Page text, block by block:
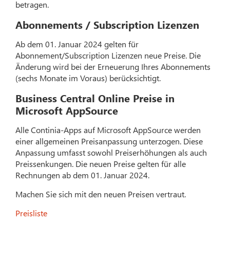
betragen.
Abonnements / Subscription Lizenzen
Ab dem 01. Januar 2024 gelten für
Abonnement/Subscription Lizenzen neue Preise. Die
Änderung wird bei der Erneuerung Ihres Abonnements
(sechs Monate im Voraus) berücksichtigt.
Business Central Online Preise in
Microsoft AppSource
Alle Continia-Apps auf Microsoft AppSource werden
einer allgemeinen Preisanpassung unterzogen. Diese
Anpassung umfasst sowohl Preiserhöhungen als auch
Preissenkungen. Die neuen Preise gelten für alle
Rechnungen ab dem 01. Januar 2024.
Machen Sie sich mit den neuen Preisen vertraut.
Preisliste